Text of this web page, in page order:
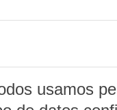
usamos